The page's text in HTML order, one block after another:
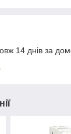
14 днів за